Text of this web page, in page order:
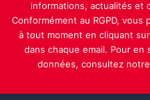
informations, actualités et
Conformément au RGPD,
à tout moment en cliquant
dans chaque email. Pour en
données, consultez notre